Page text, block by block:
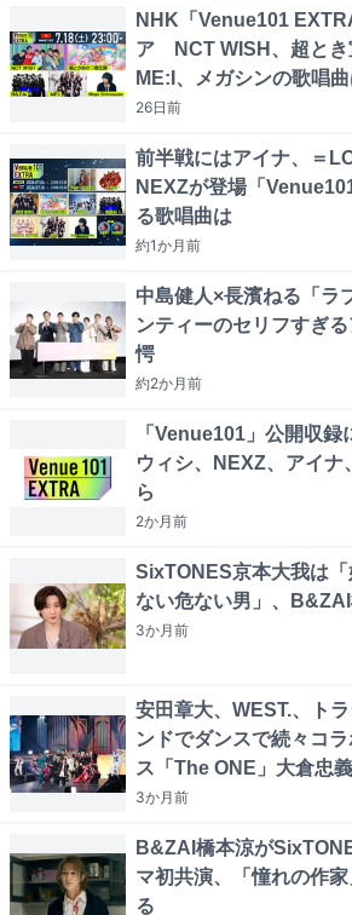
NHK「Venue101
ア NCT WISH、超とき
ME:I、メガシンの歌唱
26日前
前半戦にはアイナ、＝
NEXZが登場「
る歌唱曲は
約1か月前
中島健人×長濱ねる「ラ
ンティーのセリフすぎ
愕
約2か月前
「Venue101」公開収録
ウィシ、NEXZ、アイナ
ら
2か月前
SixTONES京本大我は
ない危ない男」、
3か月前
安田章大、WEST.、ト
ンドでダンスで続々コ
ス「The ONE」大倉忠
3か月前
B&ZAI橋本涼が
マ初共演、「憧れの作
る